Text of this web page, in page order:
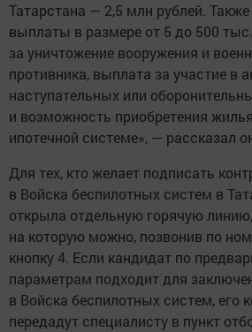
Татарстана — 2,5 млн рублей.
выплаты в размере от 5 до 500
за уничтожение вооружения и
противника, выплата за участие в
наступательных или
и возможность приобретения
ипотечной системе», — рассказал
Для тех, кто желает подписать
в Войска беспилотных систем в
открыла отдельную горячую
на которую можно, позвонив по
кнопку 4. Если кандидат по
параметрам подходит для
в Войска беспилотных систем, его
передадут специалисту в пункт